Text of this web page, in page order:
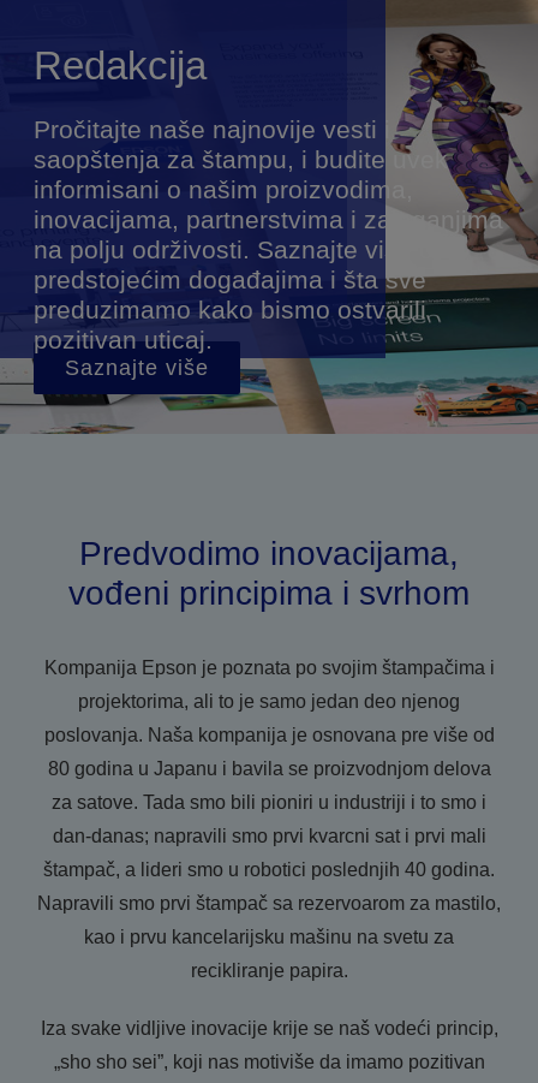
Pročitajte naše najnovije vesti i
saopštenja za štampu, i budite uvek
informisani o našim proizvodima,
inovacijama, partnerstvima i zalaganjima
na polju održivosti. Saznajte više o
predstojećim događajima i šta sve
preduzimamo kako bismo ostvarili
pozitivan uticaj.
Redakcija
Saznajte više
Predvodimo inovacijama,
vođeni principima i svrhom
Kompanija Epson je poznata po svojim štampačima i
projektorima, ali to je samo jedan deo njenog
poslovanja. Naša kompanija je osnovana pre više od
80 godina u Japanu i bavila se proizvodnjom delova
za satove. Tada smo bili pioniri u industriji i to smo i
dan-danas; napravili smo prvi kvarcni sat i prvi mali
štampač, a lideri smo u robotici poslednjih 40 godina.
Napravili smo prvi štampač sa rezervoarom za mastilo,
kao i prvu kancelarijsku mašinu na svetu za
recikliranje papira.
Iza svake vidljive inovacije krije se naš vodeći princip,
„sho sho sei”, koji nas motiviše da imamo pozitivan